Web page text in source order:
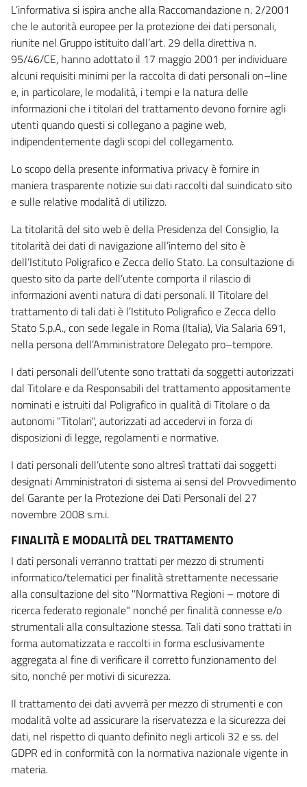
L’informativa si ispira anche alla Raccomandazione n. 2/2001
che le autorità europee per la protezione dei dati personali,
riunite nel Gruppo istituito dall’art. 29 della direttiva n.
95/46/CE, hanno adottato il 17 maggio 2001 per individuare
alcuni requisiti minimi per la raccolta di dati personali on–line
e, in particolare, le modalità, i tempi e la natura delle
informazioni che i titolari del trattamento devono fornire agli
utenti quando questi si collegano a pagine web,
indipendentemente dagli scopi del collegamento.
Lo scopo della presente informativa privacy è fornire in
maniera trasparente notizie sui dati raccolti dal suindicato sito
e sulle relative modalità di utilizzo.
La titolarità del sito web è della Presidenza del Consiglio, la
titolarità dei dati di navigazione all’interno del sito è
dell’Istituto Poligrafico e Zecca dello Stato. La consultazione di
questo sito da parte dell’utente comporta il rilascio di
informazioni aventi natura di dati personali. Il Titolare del
trattamento di tali dati è l’Istituto Poligrafico e Zecca dello
Stato S.p.A., con sede legale in Roma (Italia), Via Salaria 691,
nella persona dell’Amministratore Delegato pro–tempore.
I dati personali dell’utente sono trattati da soggetti autorizzati
dal Titolare e da Responsabili del trattamento appositamente
nominati e istruiti dal Poligrafico in qualità di Titolare o da
autonomi "Titolari", autorizzati ad accedervi in forza di
disposizioni di legge, regolamenti e normative.
I dati personali dell’utente sono altresì trattati dai soggetti
designati Amministratori di sistema ai sensi del Provvedimento
del Garante per la Protezione dei Dati Personali del 27
novembre 2008 s.m.i.
FINALITÀ E MODALITÀ DEL TRATTAMENTO
I dati personali verranno trattati per mezzo di strumenti
informatico/telematici per finalità strettamente necessarie
alla consultazione del sito "Normattiva Regioni – motore di
ricerca federato regionale" nonché per finalità connesse e/o
strumentali alla consultazione stessa. Tali dati sono trattati in
forma automatizzata e raccolti in forma esclusivamente
aggregata al fine di verificare il corretto funzionamento del
sito, nonché per motivi di sicurezza.
Il trattamento dei dati avverrà per mezzo di strumenti e con
modalità volte ad assicurare la riservatezza e la sicurezza dei
dati, nel rispetto di quanto definito negli articoli 32 e ss. del
GDPR ed in conformità con la normativa nazionale vigente in
materia.